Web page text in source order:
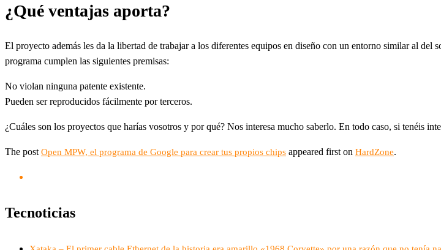
¿Qué ventajas aporta?
El proyecto además les da la libertad de trabajar a los diferentes equipos en diseño con un entorno similar al
programa cumplen las siguientes premisas:
No violan ninguna patente existente.
Pueden ser reproducidos fácilmente por terceros.
¿Cuáles son los proyectos que harías vosotros y por qué? Nos interesa mucho saberlo. En todo caso, si tenéis
The post Open MPW, el programa de Google para crear tus propios chips appeared first on HardZone.
Tecnoticias